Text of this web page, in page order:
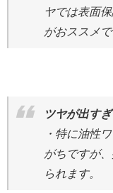
ヤでは表面
がおススメで
ツヤが出す
・特に油性
がちですが
られます。